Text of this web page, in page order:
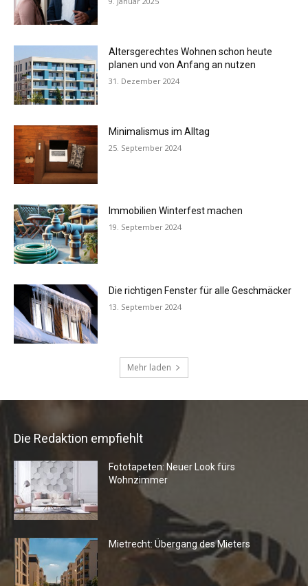
Die Redaktion empfiehlt
Fototapeten: Neuer Look fürs
Wohnzimmer
Mietrecht: Übergang des Mieters